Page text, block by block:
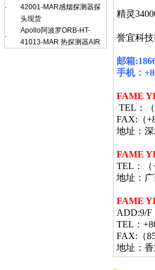
·
42001-MAR感烟探测器探
头现货
·
Apollo阿波罗ORB-HT-
41013-MAR 热探测器AIR
精灵
誉宜科技
邮箱
手机：
FAME
TEL ：（
FAX: （
地址：
FAME
TEL ：（
地址：
FAME
ADD:9/F
TEL：
FAX:（
地址：